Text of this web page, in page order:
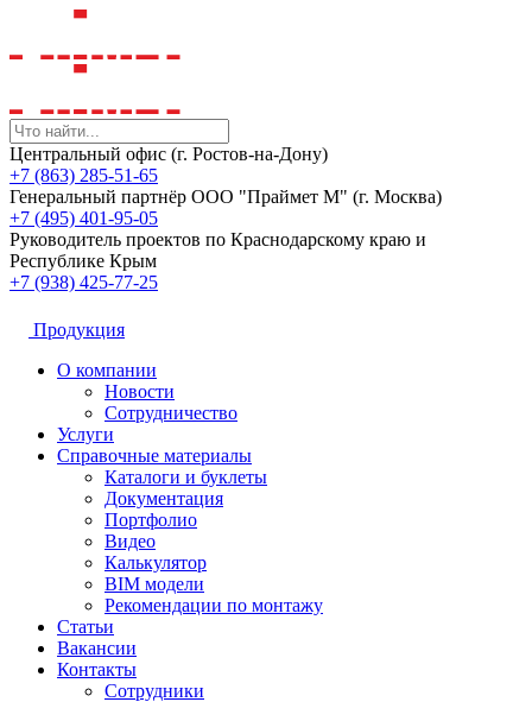
Центральный офис (г. Ростов-на-Дону)
+7 (863) 285-51-65
Генеральный партнёр ООО "Праймет М" (г. Москва)
+7 (495) 401-95-05
Руководитель проектов по Краснодарскому краю и
Республике Крым
+7 (938) 425-77-25
Продукция
О компании
Новости
Сотрудничество
Услуги
Справочные материалы
Каталоги и буклеты
Документация
Портфолио
Видео
Калькулятор
BIM модели
Рекомендации по монтажу
Статьи
Вакансии
Контакты
Сотрудники